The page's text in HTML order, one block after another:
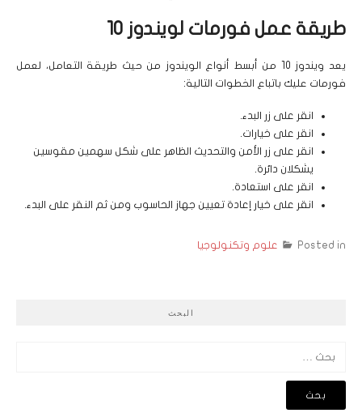
طريقة عمل فورمات لويندوز 10
يعد ويندوز 10 من أبسط أنواع الويندوز من حيث طريقة التعامل، لعمل
فورمات عليك باتباع الخطوات التالية:
انقر على زر البدء.
انقر على خيارات.
انقر على زر الأمن والتحديث الظاهر على شكل سهمين مقوسين
يشكلان دائرة.
انقر على استعادة.
انقر على خيار إعادة تعيين جهاز الحاسوب ومن ثم النقر على البدء.
Posted in علوم وتكنولوجيا
البحث